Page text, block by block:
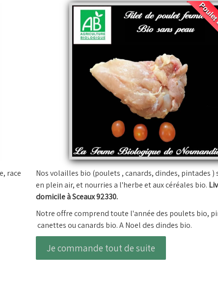
race
Nos volailles bio (poulets , canards, dindes, pintades )
en plein air, et nourries a l'herbe et aux céréales bio.
domicile à Sceaux 92330.
Notre offre comprend toute l'année des poulets bio,
canettes ou canards bio. A Noel des dindes bio.
Je commande tout de suite